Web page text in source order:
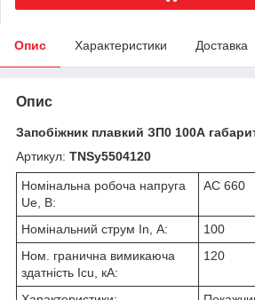
Опис Характеристики Доставка
Опис
Запобіжник плавкий ЗП0 100А
Артикул: TNSy5504120
Номінальна робоча напруга
Ue, В:
AC 660
Номінальний струм In, А:
100
Ном. гранична вимикаюча
здатність Icu, кА:
120